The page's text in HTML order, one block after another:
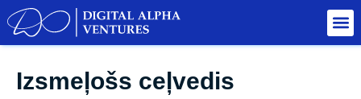
Izsmeļošs ceļvedis